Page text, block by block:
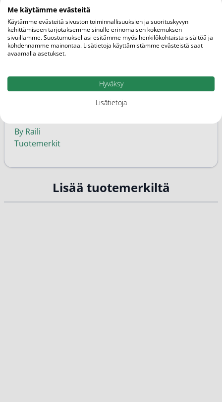
Vapaakaupan tuote
Ominaisuudet
Kotimainen, Anti-age, Kuiva iho
By Raili
Tuotemerkit
Lisää tuotemerkiltä
Me käytämme evästeitä
Käytämme evästeitä sivuston toiminnallisuuksien ja suorituskyvyn
kehittämiseen tarjotaksemme sinulle erinomaisen kokemuksen
sivuillamme. Suostumuksellasi esitämme myös henkilökohtaista sisältöä ja
kohdennamme mainontaa. Lisätietoja käyttämistämme evästeistä saat
avaamalla asetukset.
Hyväksy
Lisätietoja